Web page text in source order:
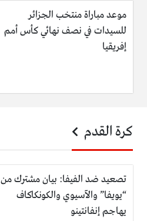
موعد مباراة منتخب الجزائر
للسيدات في نصف نهائي كأس أمم
إفريقيا
كرة القدم
تصعيد ضد الفيفا: بيان مشترك من
“يويفا” والآسيوي والكونكاكاف
يهاجم إنفانتينو